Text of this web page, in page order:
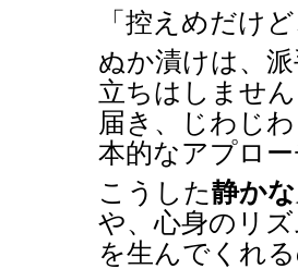
「控えめだけ
ぬか漬けは、
立ちはしませ
届き、じわじ
本的なアプロ
こうした静か
や、心身のリ
を生んでくれ